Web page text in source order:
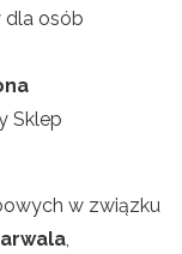
dla osób
Sklep
w związku